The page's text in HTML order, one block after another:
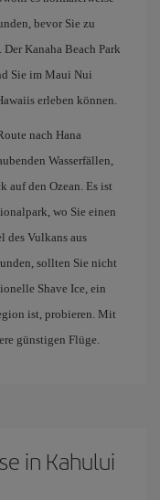
bevor Sie zu
Kanaha Beach Park
Sie im Maui Nui
erleben können.
nach Hana
Wasserfällen,
auf den Ozean. Es ist
wo Sie einen
des Vulkans aus
sollten Sie nicht
Shave Ice, ein
ist, probieren. Mit
günstigen Flüge.
in Kahului